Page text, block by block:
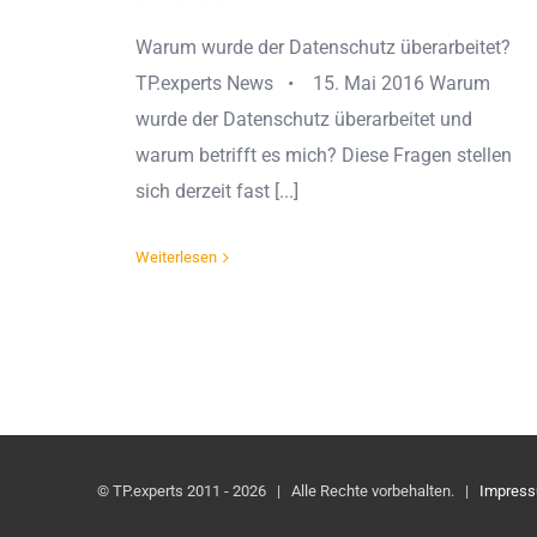
Warum wurde der Datenschutz überarbeitet?
TP.experts News • 15. Mai 2016 Warum
wurde der Datenschutz überarbeitet und
warum betrifft es mich? Diese Fragen stellen
sich derzeit fast [...]
Weiterlesen
© TP.experts 2011 -2026 | Alle Rechte vorbehalten. |